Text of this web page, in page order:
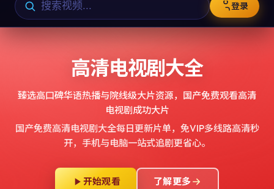
登录
高清电视剧大全
臻选高口碑华语热播与院线级大片资源， 国产免费观看高清
电视剧成功大片
国产免费高清电视剧大全每日更新片单，免VIP多线路高清秒
开，手机与电脑一站式追剧更省心。
开始观看 了解更多